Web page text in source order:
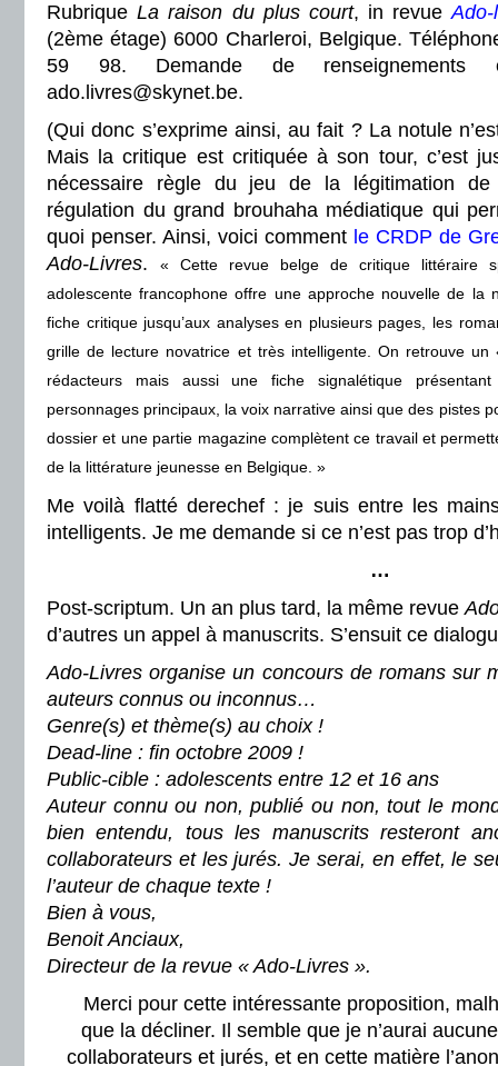
RubriqueLa raison du plus court, in revue
(2ème étage) 6000 Charleroi, Belgique.
59 98. Demande de renseignements
ado.livres@skynet.be.
(Qui donc s’exprime ainsi, au fait ? La notule
Mais la critique est critiquée à son tour, c’est
nécessaire règle du jeu de la légitimation de
régulation du grand brouhaha médiatique qui
quoi penser. Ainsi, voici comment le CRDP de
Ado-Livres.
« Cette revue belge de critique littéraire
adolescente francophone offre une approche nouvelle de la
fiche critique jusqu’aux analyses en plusieurs pages, les
grille de lecture novatrice et très intelligente. On retrouve un
rédacteurs mais aussi une fiche signalétique
personnages principaux, la voix narrative ainsi que des pistes
dossier et une partie magazine complètent ce travail et
de la littérature jeunesse en Belgique. »
Me voilà flatté derechef : je suis entre les
intelligents. Je me demande si ce n’est pas trop
…
Post-scriptum. Un an plus tard, la même revue
d’autres un appel à manuscrits. S’ensuit ce
Ado-Livres organise un concours de romans sur
auteurs connus ou inconnus…
Genre(s) et thème(s) au choix !
Dead-line : fin octobre 2009 !
Public-cible : adolescents entre 12 et 16 ans
Auteur connu ou non, publié ou non, tout le
bien entendu, tous les manuscrits resteront
collaborateurs et les jurés. Je serai, en effet, le
l’auteur de chaque texte !
Bien à vous,
Benoit Anciaux,
Directeur de la revue « Ado-Livres ».
Merci pour cette intéressante proposition,
que la décliner. Il semble que je n’aurai
collaborateurs et jurés, et en cette matière